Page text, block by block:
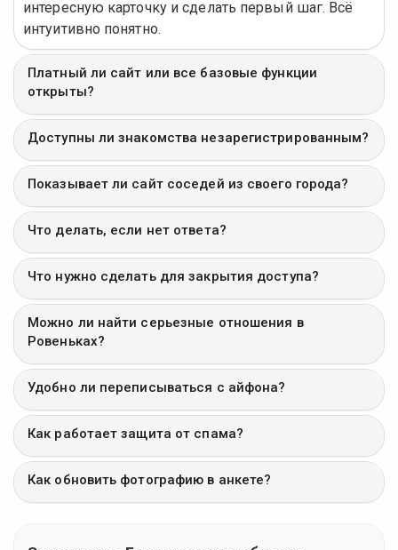
интересную карточку и сделать первый шаг. Всё
интуитивно понятно.
Платный ли сайт или все базовые функции
открыты?
Доступны ли знакомства незарегистрированным?
Показывает ли сайт соседей из своего города?
Что делать, если нет ответа?
Что нужно сделать для закрытия доступа?
Можно ли найти серьезные отношения в
Ровеньках?
Удобно ли переписываться с айфона?
Как работает защита от спама?
Как обновить фотографию в анкете?